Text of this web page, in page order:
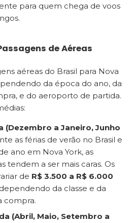
para quem chega de voos
de Aéreas
aéreas do Brasil para Nova
da época do ano, da
e do aeroporto de partida.
(Dezembro a Janeiro, Junho
as férias de verão no Brasil e
ano em Nova York, as
tendem a ser mais caras. Os
de R$ 3.500 a R$ 6.000
da classe e da
compra.
(Abril, Maio, Setembro a